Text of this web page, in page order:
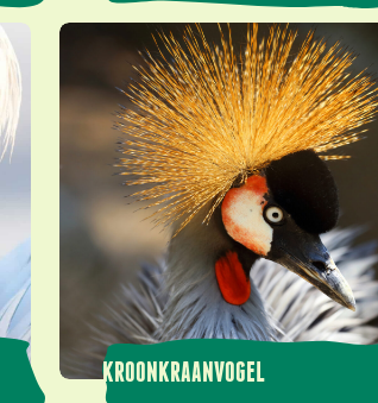
KROONKRAANVOGEL
Kroonkraanvogel